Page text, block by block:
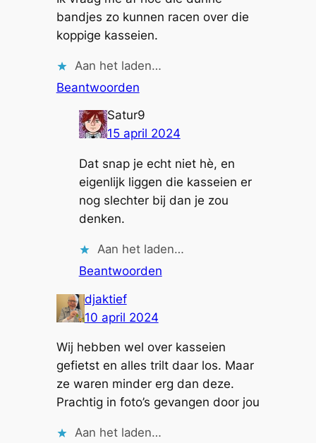
bandjes zo kunnen racen over die
koppige kasseien.
Aan het laden…
Beantwoorden
Satur9
15 april 2024
Dat snap je echt niet hè, en
eigenlijk liggen die kasseien er
nog slechter bij dan je zou
denken.
Aan het laden…
Beantwoorden
djaktief
10 april 2024
Wij hebben wel over kasseien
gefietst en alles trilt daar los. Maar
ze waren minder erg dan deze.
Prachtig in foto’s gevangen door jou
Aan het laden…